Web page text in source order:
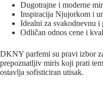
Dugotrajne i moderne
Inspiracija Njujorkom i
Idealni za svakodnevnu i
Odličan odnos cene i
DKNY parfemi su pravi izbor
prepoznatljiv miris koji prati
ostavlja sofisticiran utisak.